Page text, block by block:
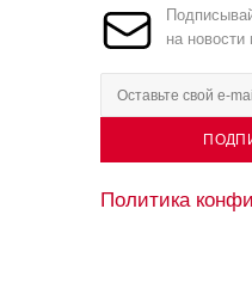
на новости
Политика